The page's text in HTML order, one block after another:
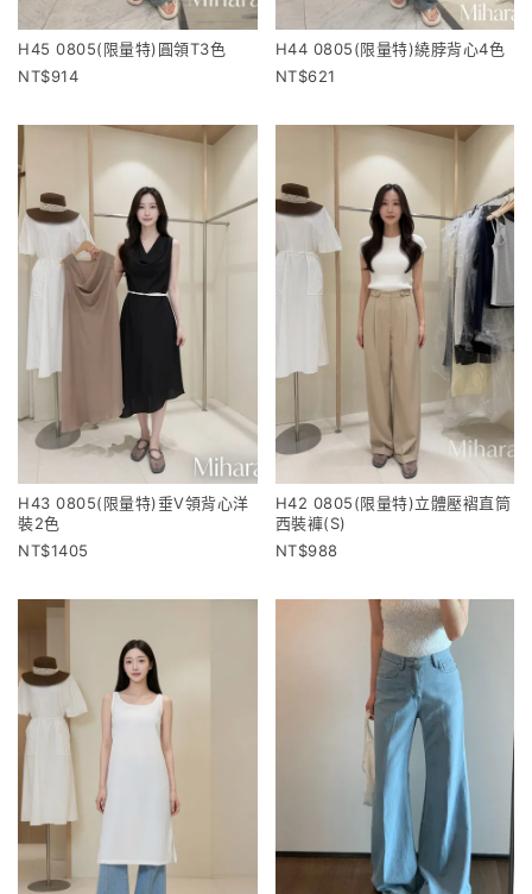
H45 0805(限量特)圓領T3色
914
H44 0805(限量特)繞脖背心4色
621
H43 0805(限量特)垂V領背心洋
裝2色
1405
H42 0805(限量特)立體壓褶直筒
西裝褲(S)
988